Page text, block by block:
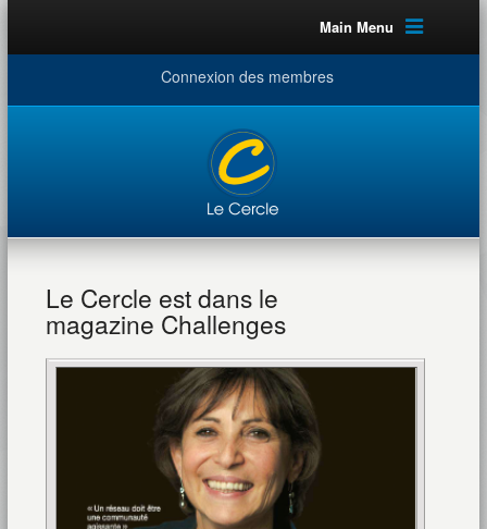
Main Menu
Connexion des membres
Le Cercle est dans le
magazine Challenges